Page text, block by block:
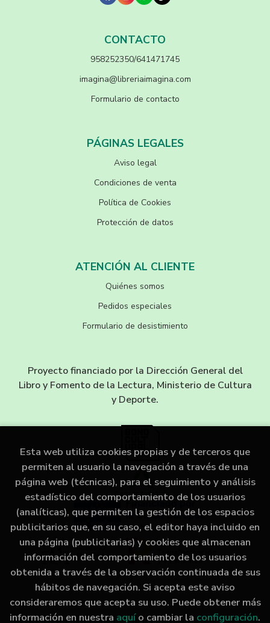
CONTACTO
958252350/641471745
imagina@libreriaimagina.com
Formulario de contacto
PÁGINAS LEGALES
Aviso legal
Condiciones de venta
Política de Cookies
Protección de datos
ATENCIÓN AL CLIENTE
Quiénes somos
Pedidos especiales
Formulario de desistimiento
Proyecto financiado por la Dirección General del
Libro y Fomento de la Lectura, Ministerio de Cultura
y Deporte.
2026 © LIBRERÍA IMAGINA. Todos los Derechos
Esta web utiliza cookies propias y de terceros que
permiten al usuario la navegación a través de una
página web (técnicas), para el seguimiento y análisis
estadístico del comportamiento de los usuarios
(analíticas), que permiten la gestión de los espacios
publicitarios que, en su caso, el editor haya incluido en
una página (publicitarias) y cookies que almacenan
información del comportamiento de los usuarios
obtenida a través de la observación continuada de sus
hábitos de navegación. Si acepta este aviso
consideraremos que acepta su uso. Puede obtener más
información en nuestra aquío cambiar la configuración.